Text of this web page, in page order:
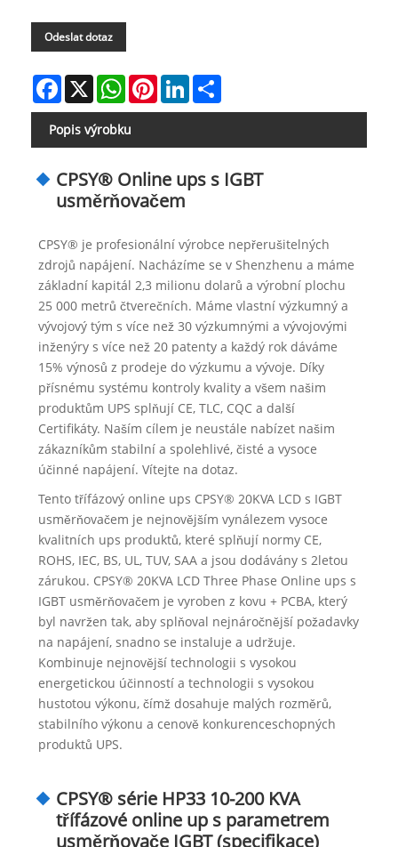
Odeslat dotaz
Facebook
X WhatsAppPinterestLinkedIn
Popis výrobku
CPSY® Online ups s IGBT
usměrňovačem
CPSY® je profesionální výrobce nepřerušitelných
zdrojů napájení. Nacházíme se v Shenzhenu a máme
základní kapitál 2,3 milionu dolarů a výrobní plochu
25 000 metrů čtverečních. Máme vlastní výzkumný a
vývojový tým s více než 30 výzkumnými a vývojovými
inženýry s více než 20 patenty a každý rok dáváme
15% výnosů z prodeje do výzkumu a vývoje. Díky
přísnému systému kontroly kvality a všem našim
produktům UPS splňují CE, TLC, CQC a další
Certifikáty. Naším cílem je neustále nabízet našim
zákazníkům stabilní a spolehlivé, čisté a vysoce
účinné napájení. Vítejte na dotaz.
Tento třífázový online ups CPSY® 20KVA LCD s IGBT
usměrňovačem je nejnovějším vynálezem vysoce
kvalitních ups produktů, které splňují normy CE,
ROHS, IEC, BS, UL, TUV, SAA a jsou dodávány s 2letou
zárukou. CPSY® 20KVA LCD Three Phase Online ups s
IGBT usměrňovačem je vyroben z kovu + PCBA, který
byl navržen tak, aby splňoval nejnáročnější požadavky
na napájení, snadno se instaluje a udržuje.
Kombinuje nejnovější technologii s vysokou
energetickou účinností a technologii s vysokou
hustotou výkonu, čímž dosahuje malých rozměrů,
stabilního výkonu a cenově konkurenceschopných
produktů UPS.
CPSY® série HP33 10-200 KVA
třífázové online up s parametrem
usměrňovače IGBT (specifikace)